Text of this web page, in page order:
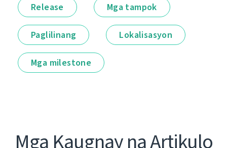
Release Mga tampok
Paglilinang Lokalisasyon
Mga milestone
Mga Kaugnay na Artikulo